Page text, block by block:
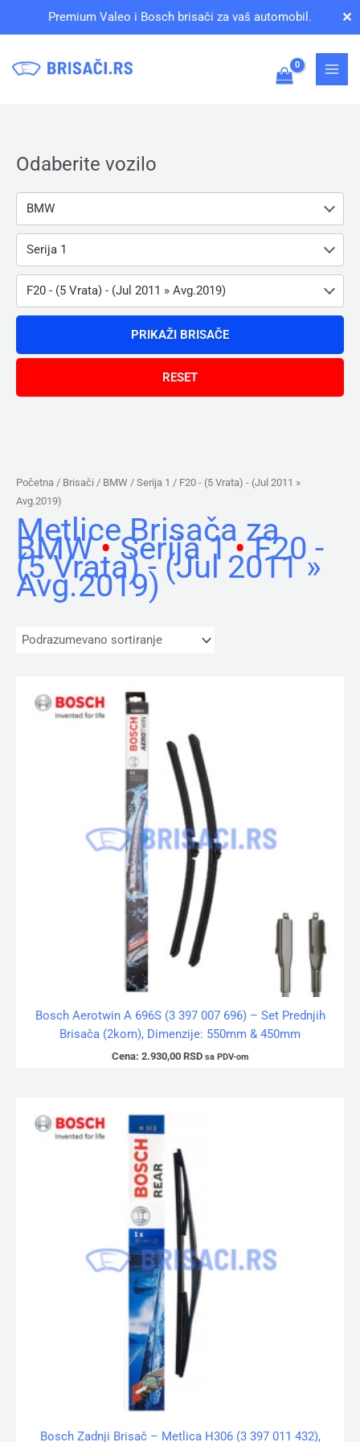
Premium Valeo i Bosch brisači za vaš automobil. ✕
Odaberite vozilo
BMW
Serija 1
F20 - (5 Vrata) - (Jul 2011 » Avg.2019)
Početna / Brisači / BMW / Serija 1 / F20 - (5 Vrata) - (Jul 2011 »
Avg.2019)
Metlice Brisača za
BMW•Serija 1•F20 -
(5 Vrata) - (Jul 2011 »
Avg.2019)
Bosch Aerotwin A 696S (3 397 007 696) – Set Prednjih
Brisača (2kom), Dimenzije: 550mm & 450mm
Cena: 2.930,00 RSD sa PDV-om
Bosch Zadnji Brisač – Metlica H306 (3 397 011 432),